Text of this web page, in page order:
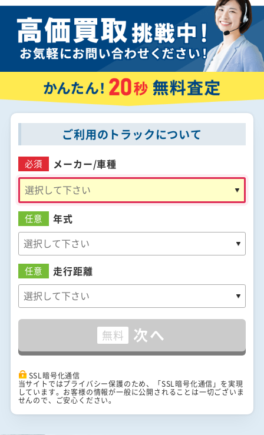
ご利用のトラックについて
必須 メーカー/車種
任意 年式
任意 走行距離
無料 次へ
SSL暗号化通信
当サイトではプライバシー保護のため、「SSL暗号化通信」を実現
しています。お客様の情報が一般に公開されることは一切ございま
せんので、ご安心ください。